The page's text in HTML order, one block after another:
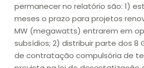
permanecer no relatório são: 1)
meses o prazo para projetos
MW (megawatts) entrarem em
subsídios; 2) distribuir parte dos 8
de contratação compulsória de